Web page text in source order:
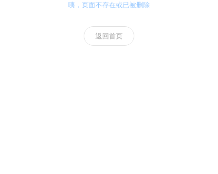
咦，页面不存在或已被删除
返回首页